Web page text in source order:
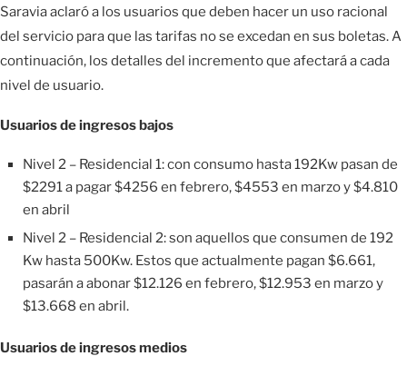
Saravia aclaró a los usuarios que deben hacer un uso racional
del servicio para que las tarifas no se excedan en sus boletas. A
continuación, los detalles del incremento que afectará a cada
nivel de usuario.
Usuarios de ingresos bajos
Nivel 2 – Residencial 1: con consumo hasta 192Kw pasan de
$2291 a pagar $4256 en febrero, $4553 en marzo y $4.810
en abril
Nivel 2 – Residencial 2: son aquellos que consumen de 192
Kw hasta 500Kw. Estos que actualmente pagan $6.661,
pasarán a abonar $12.126 en febrero, $12.953 en marzo y
$13.668 en abril.
Usuarios de ingresos medios